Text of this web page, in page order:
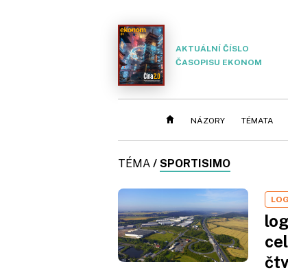
AKTUÁLNÍ ČÍSLO
ČASOPISU EKONOM
NÁZORY TÉMATA
TÉMA / SPORTISIMO